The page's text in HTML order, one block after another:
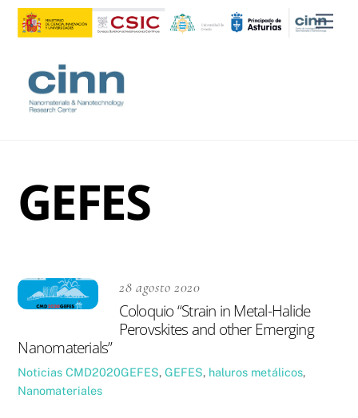
Skip
GEFES
28 agosto 2020
Coloquio “Strain in Metal-Halide
Perovskites and other Emerging
Nanomaterials”
Noticias CMD2020GEFES,GEFES, haluros metálicos,
Nanomateriales